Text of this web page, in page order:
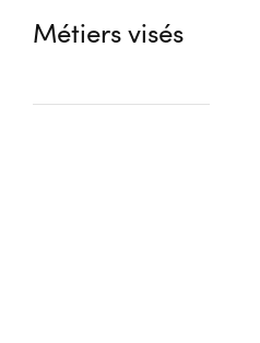
Métiers visés